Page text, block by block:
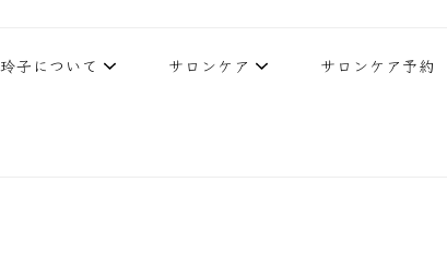
子について サロンケア サロンケア予約